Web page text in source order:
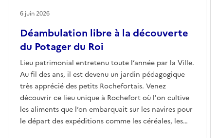
Déambulation libre à la découverte
du Potager du Roi
Lieu patrimonial entretenu toute l’année par la Ville.
Au fil des ans, il est devenu un jardin pédagogique
très apprécié des petits Rochefortais. Venez
découvrir ce lieu unique à Rochefort où l'on cultive
les aliments que l’on embarquait sur les navires pour
le départ des expéditions comme les céréales, les
6 juin 2026